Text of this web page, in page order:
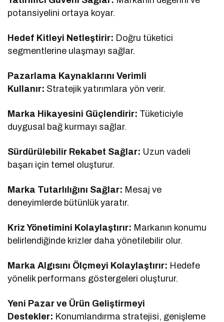
potansiyelini ortaya koyar.
Hedef Kitleyi Netleştirir: Doğru tüketici
segmentlerine ulaşmayı sağlar.
Pazarlama Kaynaklarını Verimli
Kullanır: Stratejik yatırımlara yön verir.
Marka Hikayesini Güçlendirir: Tüketiciyle
duygusal bağ kurmayı sağlar.
Sürdürülebilir Rekabet Sağlar: Uzun vadeli
başarı için temel oluşturur.
Marka Tutarlılığını Sağlar: Mesaj ve
deneyimlerde bütünlük yaratır.
Kriz Yönetimini Kolaylaştırır: Markanın konumu
belirlendiğinde krizler daha yönetilebilir olur.
Marka Algısını Ölçmeyi Kolaylaştırır: Hedefe
yönelik performans göstergeleri oluşturur.
Yeni Pazar ve Ürün Geliştirmeyi
Destekler: Konumlandırma stratejisi, genişleme